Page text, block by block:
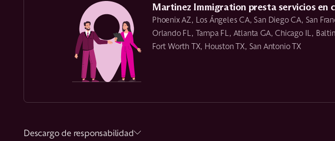
Martinez Immigration presta servicios en
Phoenix AZ, Los Ángeles CA, San Diego CA, San
Orlando FL, Tampa FL, Atlanta GA, Chicago IL,
Fort Worth TX, Houston TX, San Antonio TX
Descargo de responsabilidad